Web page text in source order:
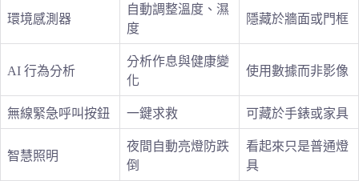
環境感測器
自動調整溫度、濕
度
隱藏於牆面或門框
AI 行為分析
分析作息與健康變
化
使用數據而非影像
無線緊急呼叫按鈕 一鍵求救 可藏於手錶或家具
智慧照明
夜間自動亮燈防跌
倒
看起來只是普通燈
具